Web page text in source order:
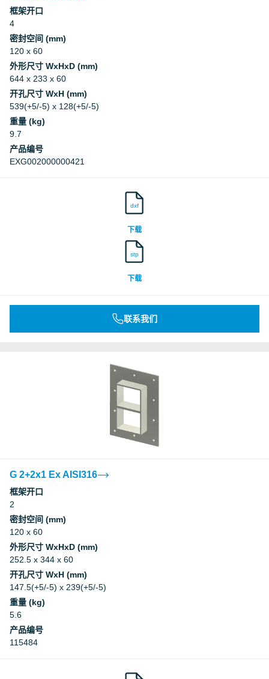
框架开口
4
密封空间 (mm)
120 x 60
外形尺寸 WxHxD (mm)
644 x 233 x 60
开孔尺寸 WxH (mm)
539(+5/-5) x 128(+5/-5)
重量 (kg)
9.7
产品编号
EXG002000000421
dxf
下载
stp
下载
联系我们
G 2+2x1 Ex AISI316
框架开口
2
密封空间 (mm)
120 x 60
外形尺寸 WxHxD (mm)
252.5 x 344 x 60
开孔尺寸 WxH (mm)
147.5(+5/-5) x 239(+5/-5)
重量 (kg)
5.6
产品编号
115484